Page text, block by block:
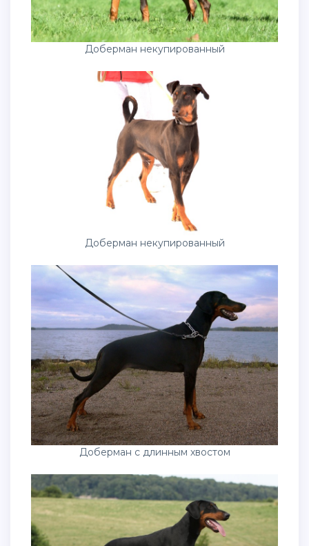
Доберман некупированный
Доберман некупированный
Доберман с длинным хвостом